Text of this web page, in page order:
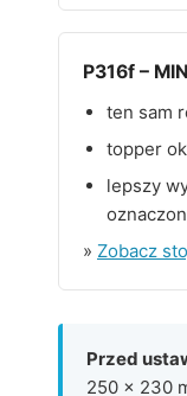
P316f –
ten sam
topper
lepszy
» Zobacz
Przed
250 × 230